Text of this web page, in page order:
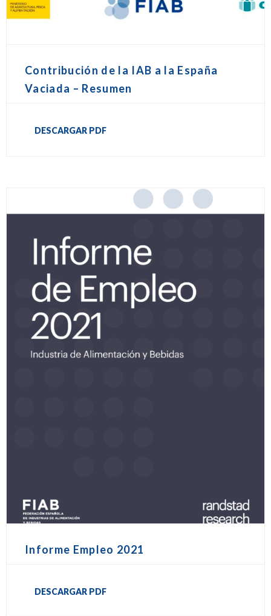
Contribución de la IAB a la España
Vaciada – Resumen
DESCARGAR PDF
Informe Empleo 2021
DESCARGAR PDF